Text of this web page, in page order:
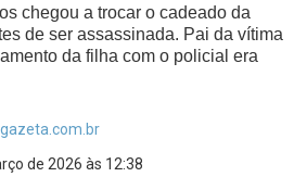
chegou a trocar o cadeado da
de ser assassinada. Pai da vítima
da filha com o policial era
de 2026 às 12:38